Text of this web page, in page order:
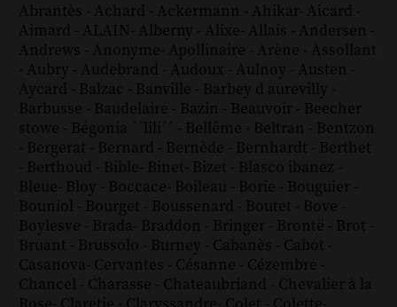
Abrantès - Achard - Ackermann - Ahikar- Aicard -
Aimard - ALAIN- Alberny - Alixe- Allais - Andersen -
Andrews - Anonyme- Apollinaire - Arène - Assollant
- Aubry - Audebrand - Audoux - Aulnoy - Austen -
Aycard - Balzac - Banville - Barbey d aurevilly -
Barbusse - Baudelaire - Bazin - Beauvoir - Beecher
stowe - Bégonia ´´lili´´ - Bellême - Beltran - Bentzon
- Bergerat - Bernard - Bernède - Bernhardt - Berthet
- Berthoud - Bible- Binet- Bizet - Blasco ibanez -
Bleue- Bloy - Boccace- Boileau - Borie - Bouguier -
Bouniol - Bourget - Boussenard - Boutet - Bove -
Boylesve - Brada- Braddon - Bringer - Brontë - Brot -
Bruant - Brussolo - Burney - Cabanès - Cabot -
Casanova- Cervantes - Césanne - Cézembre -
Chancel - Charasse - Chateaubriand - Chevalier à la